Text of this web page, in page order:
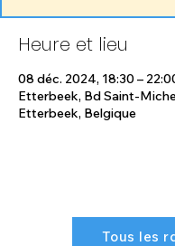
Heure et lieu
08 déc. 2024, 18:30 –
Etterbeek, Bd Saint-
Etterbeek, Belgique
Tous les